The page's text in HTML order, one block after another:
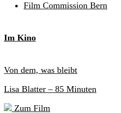
Film Commission Bern
Im Kino
Von dem, was bleibt
Lisa Blatter – 85 Minuten
Zum Film